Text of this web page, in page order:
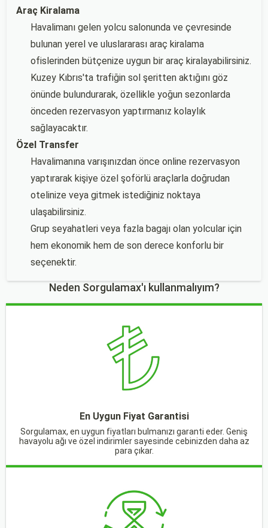
Araç Kiralama
Havalimanı gelen yolcu salonunda ve çevresinde
bulunan yerel ve uluslararası araç kiralama
ofislerinden bütçenize uygun bir araç kiralayabilirsiniz.
Kuzey Kıbrıs'ta trafiğin sol şeritten aktığını göz
önünde bulundurarak, özellikle yoğun sezonlarda
önceden rezervasyon yaptırmanız kolaylık
sağlayacaktır.
Özel Transfer
Havalimanına varışınızdan önce online rezervasyon
yaptırarak kişiye özel şoförlü araçlarla doğrudan
otelinize veya gitmek istediğiniz noktaya
ulaşabilirsiniz.
Grup seyahatleri veya fazla bagajı olan yolcular için
hem ekonomik hem de son derece konforlu bir
seçenektir.
Neden Sorgulamax'ı kullanmalıyım?
En Uygun Fiyat Garantisi
Sorgulamax, en uygun fiyatları bulmanızı garanti eder. Geniş
havayolu ağı ve özel indirimler sayesinde cebinizden daha az
para çıkar.